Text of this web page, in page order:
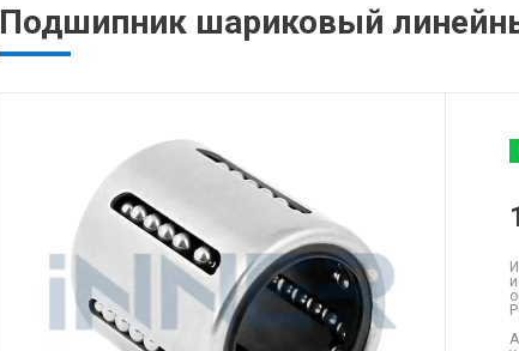
Подшипник шариковый